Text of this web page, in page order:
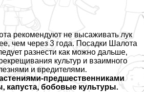
рекомендуют не высаживать лук
чем через 3 года. Посадки Шалота
разнести как можно дальше,
культур и взаимного
и вредителями.
предшественниками
капуста, бобовые культуры.